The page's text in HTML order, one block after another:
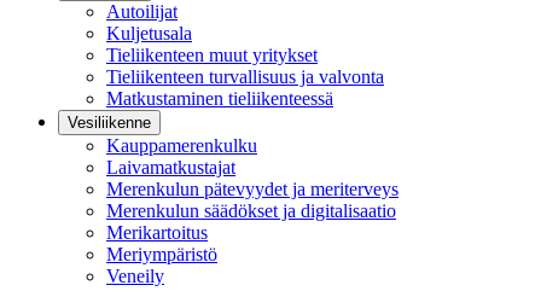
Autoilijat
Kuljetusala
Tieliikenteen muut yritykset
Tieliikenteen turvallisuus ja valvonta
Matkustaminen tieliikenteessä
Vesiliikenne
Kauppamerenkulku
Laivamatkustajat
Merenkulun pätevyydet ja meriterveys
Merenkulun säädökset ja digitalisaatio
Merikartoitus
Meriympäristö
Veneily